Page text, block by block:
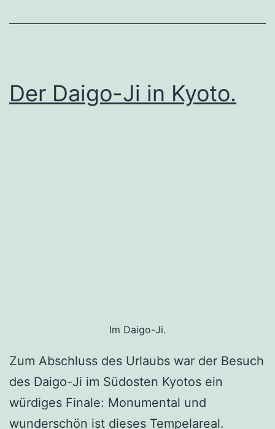
Der Daigo-Ji in Kyoto.
Im Daigo-Ji.
Zum Abschluss des Urlaubs war der Besuch
des Daigo-Ji im Südosten Kyotos ein
würdiges Finale: Monumental und
wunderschön ist dieses Tempelareal.